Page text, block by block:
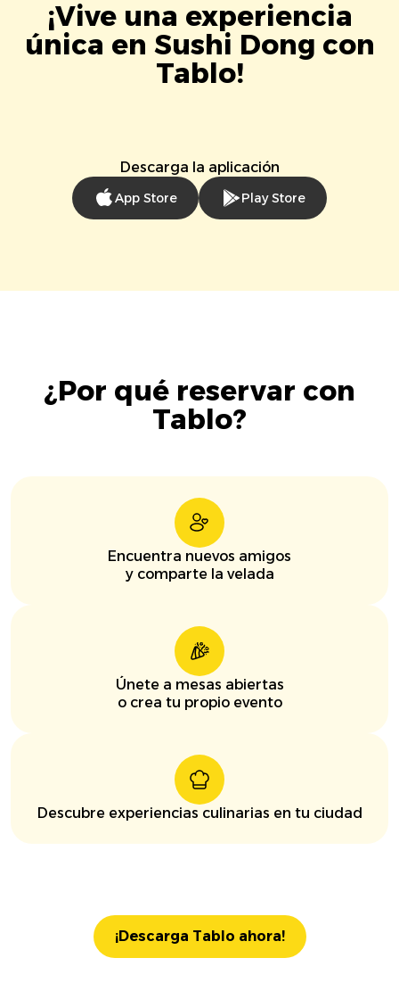
¡Vive una experiencia
única en Sushi Dong con
Tablo!
Descarga la aplicación
App Store Play Store
¿Por qué reservar con
Tablo?
Encuentra nuevos amigos
y comparte la velada
Únete a mesas abiertas
o crea tu propio evento
Descubre experiencias culinarias en tu ciudad
¡Descarga Tablo ahora!